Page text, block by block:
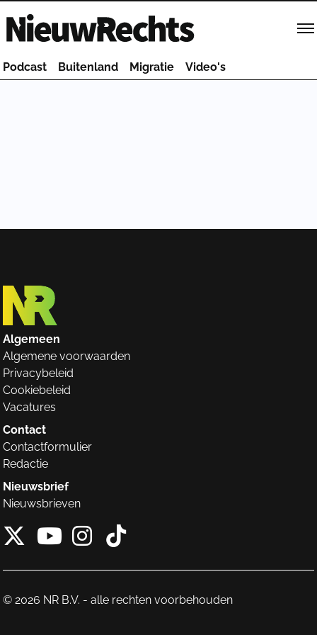
Homepage van NieuwRechts
Podcast Buitenland Migratie Video's
Algemeen
Algemene voorwaarden
Privacybeleid
Cookiebeleid
Vacatures
Contact
Contactformulier
Redactie
Nieuwsbrief
Nieuwsbrieven
X van NieuwRechts
Instagram van
Tiktok van
© 2026 NR B.V. - alle rechten voorbehouden